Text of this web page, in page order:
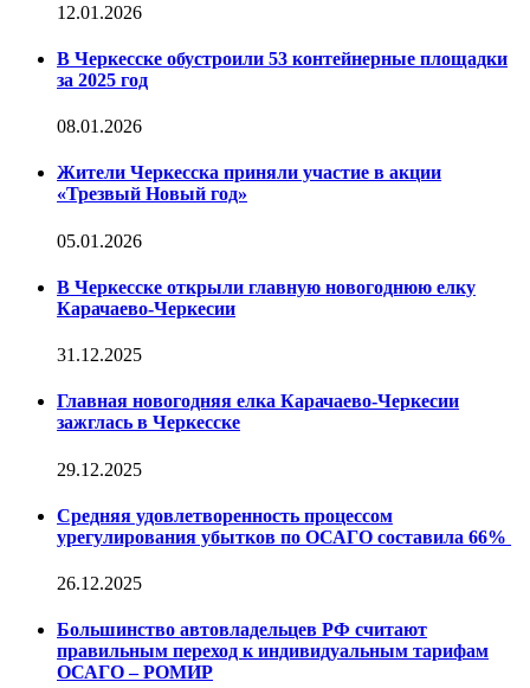
12.01.2026
В Черкесске обустроили 53 контейнерные площадки
за 2025 год
08.01.2026
Жители Черкесска приняли участие в акции
«Трезвый Новый год»
05.01.2026
В Черкесске открыли главную новогоднюю елку
Карачаево-Черкесии
31.12.2025
Главная новогодняя елка Карачаево-Черкесии
зажглась в Черкесске
29.12.2025
Средняя удовлетворенность процессом
урегулирования убытков по ОСАГО составила 66%
26.12.2025
Большинство автовладельцев РФ считают
правильным переход к индивидуальным тарифам
ОСАГО – РОМИР